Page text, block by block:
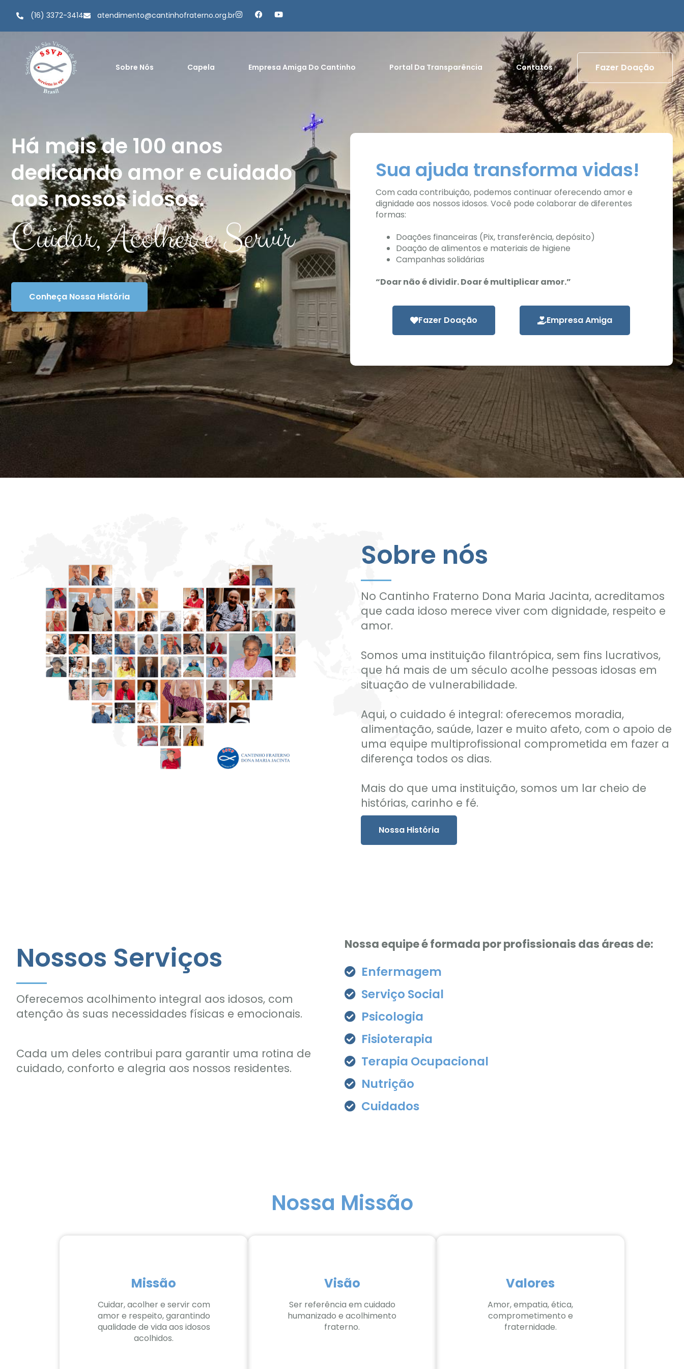
(16) 3372-3414 atendimento@cantinhofraterno.org.br
Sobre Nós Capela Empresa Amiga Do Cantinho Portal Da Transparência Contatos Fazer Doação
Home
Há mais de 100 anos
dedicando amor e cuidado
aos nossos idosos.
Cuidar, Acolher e Servir
Conheça Nossa História
Sua ajuda transforma vidas!
Com cada contribuição, podemos continuar oferecendo amor e
dignidade aos nossos idosos. Você pode colaborar de diferentes
formas:
Doações financeiras (Pix, transferência, depósito)
Doação de alimentos e materiais de higiene
Campanhas solidárias
“Doar não é dividir. Doar é multiplicar amor.”
Fazer Doação Empresa Amiga
Sobre nós
No Cantinho Fraterno Dona Maria Jacinta, acreditamos
que cada idoso merece viver com dignidade, respeito e
amor.
Somos uma instituição filantrópica, sem fins lucrativos,
que há mais de um século acolhe pessoas idosas em
situação de vulnerabilidade.
Aqui, o cuidado é integral: oferecemos moradia,
alimentação, saúde, lazer e muito afeto, com o apoio de
uma equipe multiprofissional comprometida em fazer a
diferença todos os dias.
Mais do que uma instituição, somos um lar cheio de
histórias, carinho e fé.
Nossa História
Nossos Serviços
Oferecemos acolhimento integral aos idosos, com
atenção às suas necessidades físicas e emocionais.
Cada um deles contribui para garantir uma rotina de
cuidado, conforto e alegria aos nossos residentes.
Nossa equipe é formada por profissionais das áreas de:
Enfermagem
Serviço Social
Psicologia
Fisioterapia
Terapia Ocupacional
Nutrição
Cuidados
Nossa Missão
Missão
Cuidar, acolher e servir com
amor e respeito, garantindo
qualidade de vida aos idosos
acolhidos.
Visão
Ser referência em cuidado
humanizado e acolhimento
fraterno.
Valores
Amor, empatia, ética,
comprometimento e
fraternidade.